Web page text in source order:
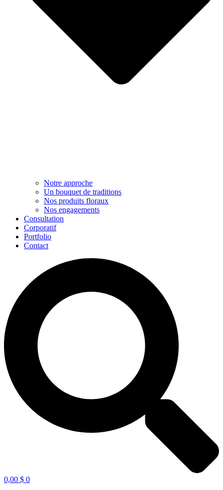
Notre approche​
Un bouquet de traditions
Nos produits floraux
Nos engagements
Consultation
Corporatif
Portfolio
Contact
0,00 $ 0